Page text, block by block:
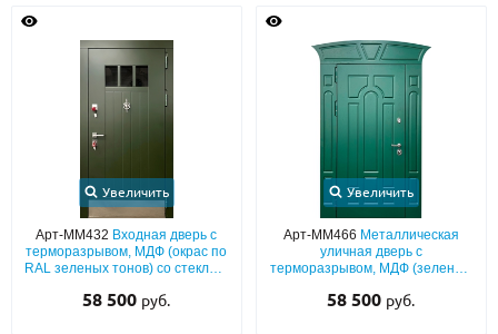
Увеличить
Арт-ММ432 Входная дверь с
терморазрывом, МДФ (окрас по
RAL зеленых тонов) со стеклом,
58 500 руб.
Увеличить
Арт-ММ466 Металлическая
уличная дверь с
терморазрывом, МДФ (зеленый
карнизом
58 500 руб.